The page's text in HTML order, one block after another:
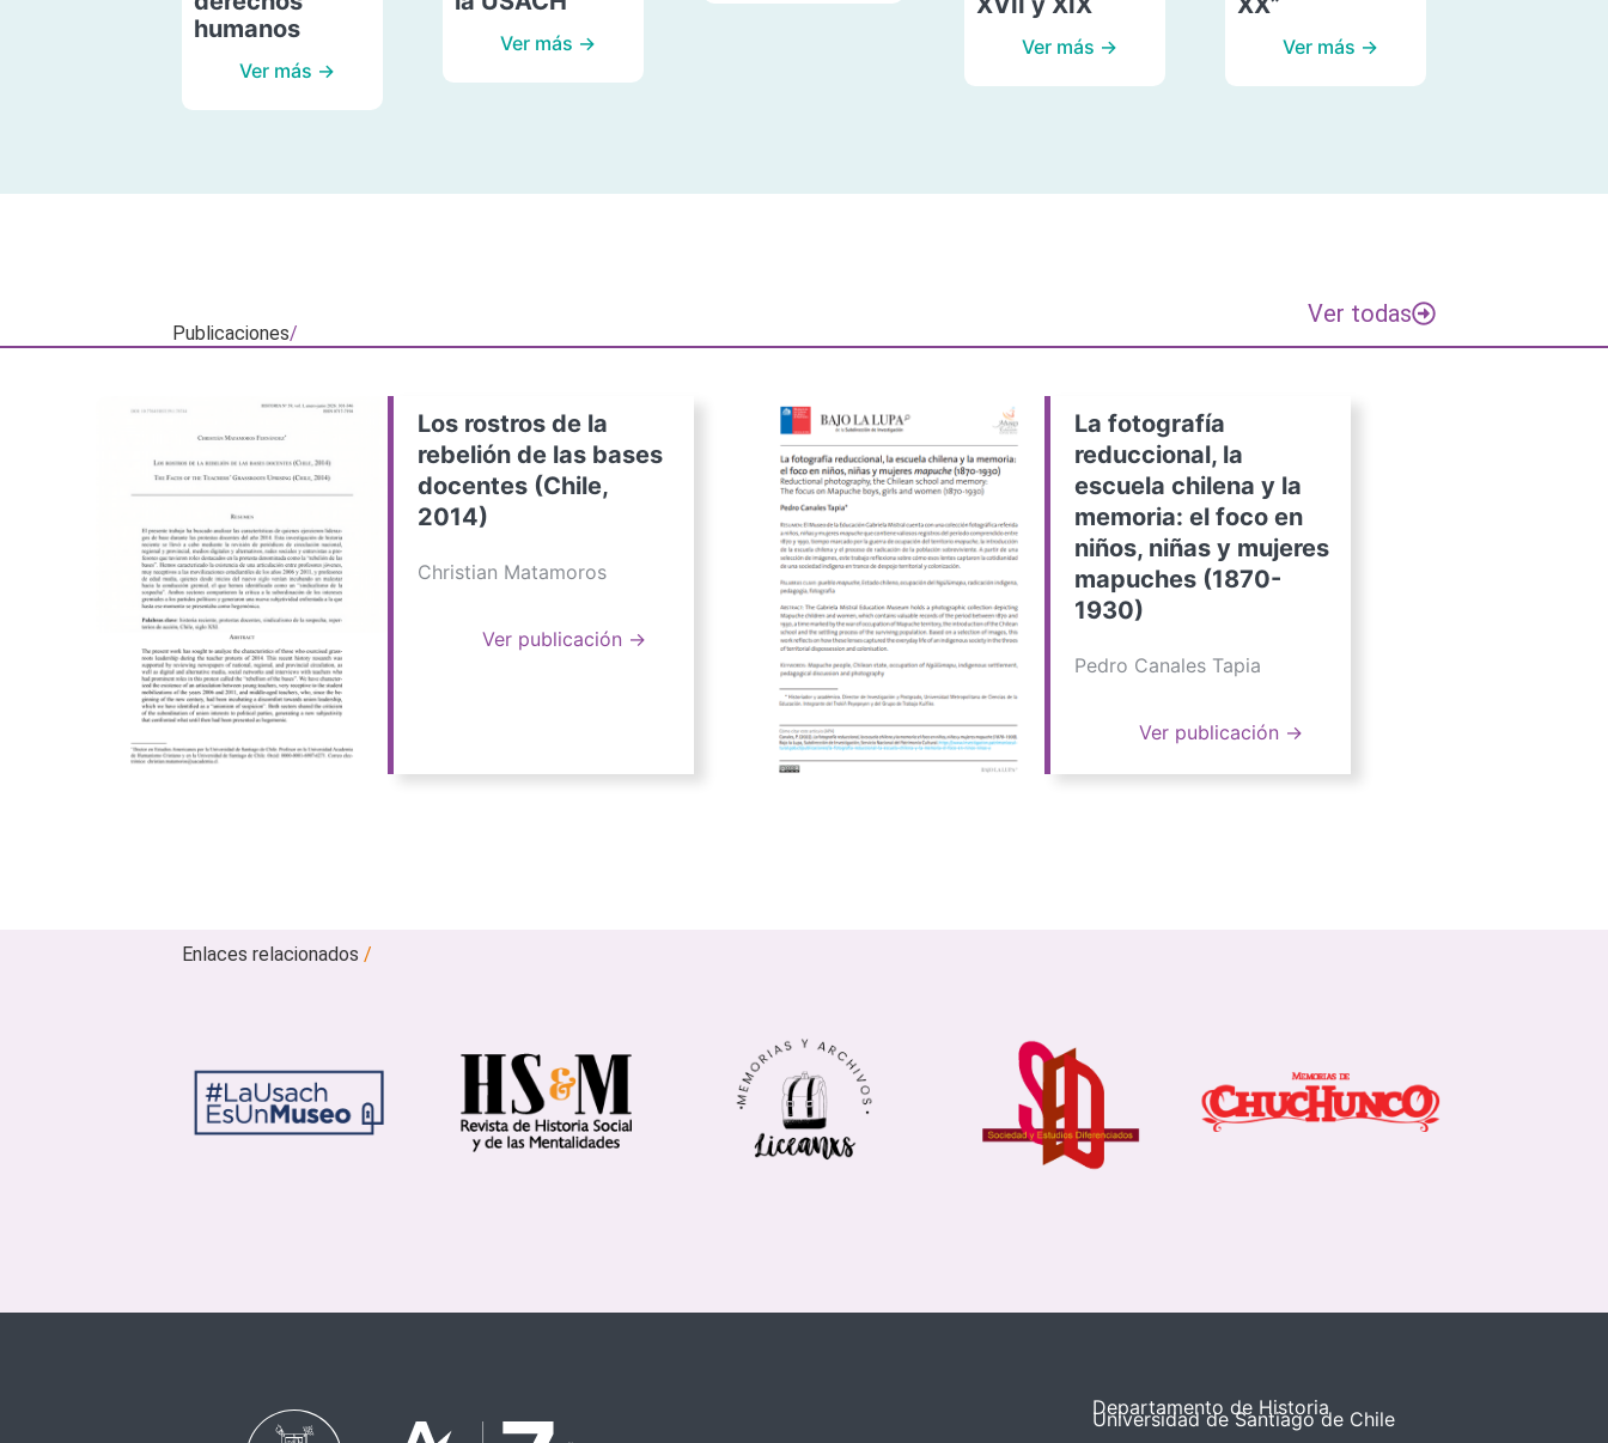
humanos
Ver más →
Ver más → Ver más → Ver más →
Publicaciones/
Ver todas
Los rostros de la
rebelión de las bases
docentes (Chile,
2014)
Christian Matamoros
Ver publicación →
La fotografía
reduccional, la
escuela chilena y la
memoria: el foco en
niños, niñas y mujeres
mapuches (1870-
1930)
Pedro Canales Tapia
Ver publicación →
Enlaces relacionados/
Departamento de Historia
Universidad de Santiago de Chile